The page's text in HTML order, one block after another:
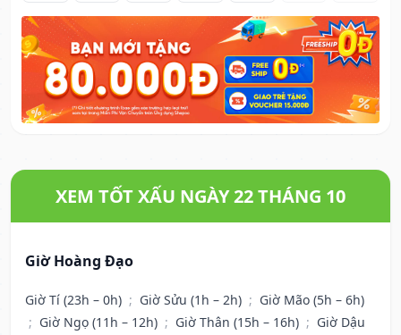
XEM TỐT XẤU NGÀY 22 THÁNG 10
Giờ Hoàng Đạo
Giờ Tí (23h – 0h) ; Giờ Sửu (1h – 2h) ; Giờ Mão (5h – 6h)
; Giờ Ngọ (11h – 12h) ; Giờ Thân (15h – 16h) ; Giờ Dậu